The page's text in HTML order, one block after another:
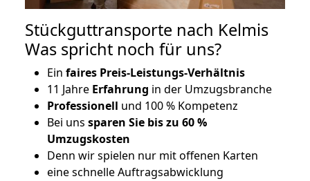
Stückguttransporte nach Kelmis
Was spricht noch für uns?
Ein faires Preis-Leistungs-Verhältnis
11 Jahre Erfahrung in der Umzugsbranche
Professionell und 100 % Kompetenz
Bei uns sparen Sie bis zu 60 %
Umzugskosten
Denn wir spielen nur mit offenen Karten
eine schnelle Auftragsabwicklung